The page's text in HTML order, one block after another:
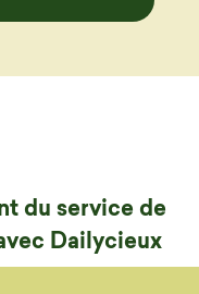
du service de
Dailycieux